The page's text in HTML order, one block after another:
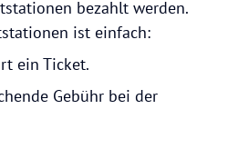
bezahlt werden.
ist einfach:
ein Ticket.
Gebühr bei der